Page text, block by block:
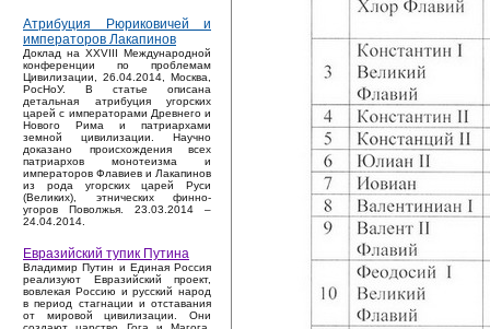
Атрибуция Рюриковичей и
императоров Лакапинов
Доклад на XXVIII Международной
конференции по проблемам
Цивилизации, 26.04.2014, Москва,
РосНоУ. В статье описана
детальная атрибуция угорских
царей с императорами Древнего и
Нового Рима и патриархами
земной цивилизации. Научно
доказано происхождения всех
патриархов монотеизма и
императоров Флавиев и Лакапинов
из рода угорских царей Руси
(Великих), этнических финно-
угоров Поволжья. 23.03.2014 –
24.04.2014.
Евразийский тупик Путина
Владимир Путин и Единая Россия
реализуют Евразийский проект,
вовлекая Россию и русский народ
в период стагнации и отставания
от мировой цивилизации. Они